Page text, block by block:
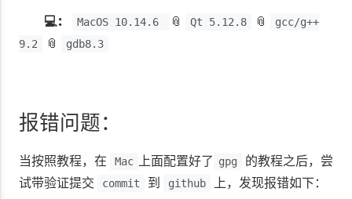
💻： MacOS 10.14.6 📎 Qt 5.12.8 📎
gcc/g++
9.2
📎 gdb8.3
报错问题：
当按照教程，在 Mac 上面配置好了 gpg
的教程之后，尝
试带验证提交
commit 到 github 上，发现报错如下：